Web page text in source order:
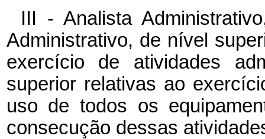
III - Analista
Administrativo, de nível
exercício de atividades
superior relativas ao
uso de todos os
consecução dessas